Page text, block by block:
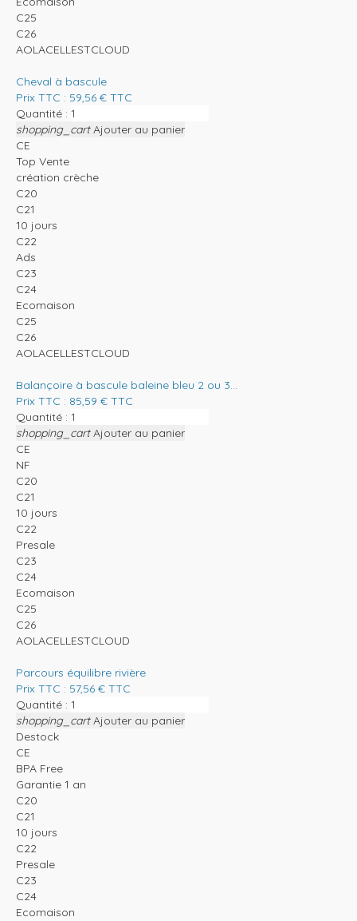
C25
C26
AOLACELLESTCLOUD
Cheval à bascule
Prix TTC : 59,56 € TTC
Quantité :
shopping_cart Ajouter au panier
CE
Top Vente
création crèche
C20
C21
10 jours
C22
Ads
C23
C24
Ecomaison
C25
C26
AOLACELLESTCLOUD
Balançoire à bascule baleine bleu 2 ou 3...
Prix TTC : 85,59 € TTC
Quantité :
shopping_cart Ajouter au panier
CE
NF
C20
C21
10 jours
C22
Presale
C23
C24
Ecomaison
C25
C26
AOLACELLESTCLOUD
Parcours équilibre rivière
Prix TTC : 57,56 € TTC
Quantité :
shopping_cart Ajouter au panier
Destock
CE
BPA Free
Garantie 1 an
C20
C21
10 jours
C22
Presale
C23
C24
Ecomaison